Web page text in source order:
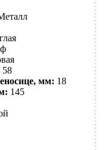
58
мм: 18
145